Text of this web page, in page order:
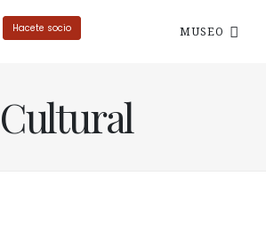
Hacete socio MUSEO
Cultural